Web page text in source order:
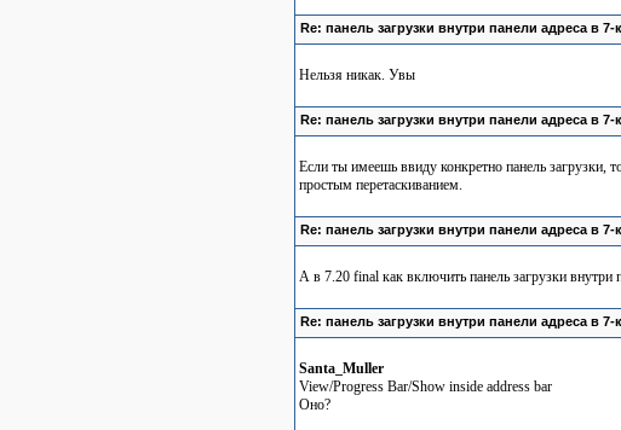
Re: панель загрузки внутри панели адреса в 7-
Нельзя никак. Увы
Re: панель загрузки внутри панели адреса в 7-
Если ты имеешь ввиду конкретно панель загрузки,
простым перетаскиванием.
Re: панель загрузки внутри панели адреса в 7-
А в 7.20 final как включить панель загрузки
Re: панель загрузки внутри панели адреса в 7-
Santa_Muller
View/Progress Bar/Show inside address bar
Оно?